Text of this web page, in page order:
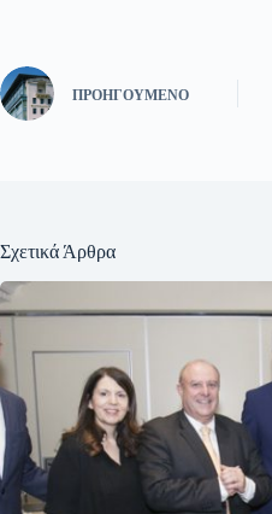
ΠΡΟΗΓΟΎΜΕΝΟ
Σχετικά Άρθρα